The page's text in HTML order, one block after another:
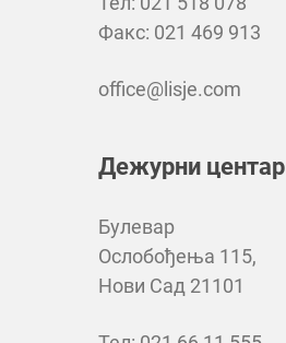
Факс: 021 469 913
office@lisje.com
Дежурни центар
Булевар
Ослобођења 115,
Нови Сад 21101